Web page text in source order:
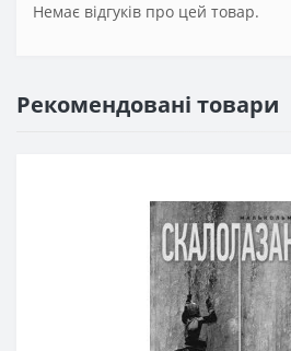
Немає відгуків про цей товар.
Рекомендовані товари